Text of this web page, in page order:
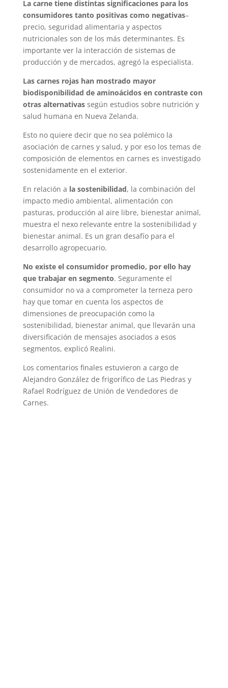
La carne tiene distintas significaciones para los
consumidores tanto positivas como negativas–
precio, seguridad alimentaria y aspectos
nutricionales son de los más determinantes. Es
importante ver la interacción de sistemas de
producción y de mercados, agregó la especialista.
Las carnes rojas han mostrado mayor
biodisponibilidad de aminoácidos en contraste con
otras alternativassegún estudios sobre nutrición y
salud humana en Nueva Zelanda.
Esto no quiere decir que no sea polémico la
asociación de carnes y salud, y por eso los temas de
composición de elementos en carnes es investigado
sostenidamente en el exterior.
En relación a la sostenibilidad, la combinación del
impacto medio ambiental, alimentación con
pasturas, producción al aire libre, bienestar animal,
muestra el nexo relevante entre la sostenibilidad y
bienestar animal. Es un gran desafío para el
desarrollo agropecuario.
No existe el consumidor promedio, por ello hay
que trabajar en segmento. Seguramente el
consumidor no va a comprometer la terneza pero
hay que tomar en cuenta los aspectos de
dimensiones de preocupación como la
sostenibilidad, bienestar animal, que llevarán una
diversificación de mensajes asociados a esos
segmentos, explicó Realini.
Los comentarios finales estuvieron a cargo de
Alejandro González de frigorífico de Las Piedras y
Rafael Rodríguez de Unión de Vendedores de
Carnes.